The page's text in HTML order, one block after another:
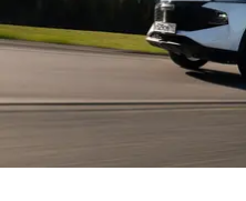
от 3 799 000 ₽
Тест-драйв
СЕРВИСНОЕ
Программа «Помощь
О дилере
Контакты